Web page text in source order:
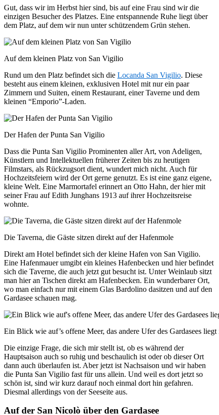
Gut, dass wir im Herbst hier sind, bis auf eine Frau sind wir die
einzigen Besucher des Platzes. Eine entspannende Ruhe liegt über
dem Platz, auf dem wir nun unter schützendem Grün stehen.
Auf dem kleinen Platz von San Vigilio
Rund um den Platz befindet sich die Locanda San Vigilio. Diese
besteht aus einem kleinen, exklusiven Hotel mit nur ein paar
Zimmern und Suiten, einem Restaurant, einer Taverne und dem
kleinen “Emporio”-Laden.
Der Hafen der Punta San Vigilio
Dass die Punta San Vigilio Prominenten aller Art, von Adeligen,
Künstlern und Intellektuellen früherer Zeiten bis zu heutigen
Filmstars, als Rückzugsort dient, wundert mich nicht. Auch für
Hochzeitsfeiern wird der Ort gerne genutzt. Es ist eine ganz eigene,
kleine Welt. Eine Marmortafel erinnert an Otto Hahn, der hier mit
seiner Frau auf Edith Junghans 1913 auf ihrer Hochzeitsreise
wohnte.
Die Taverna, die Gäste sitzen direkt auf der Hafenmole
Direkt am Hotel befindet sich der kleine Hafen von San Vigilio.
Eine Hafenmauer umgibt ein kleines Hafenbecken und hier befindet
sich die Taverne, die auch jetzt gut besucht ist. Unter Weinlaub sitzt
man hier an Tischen direkt am Hafenbecken. Ein wunderbarer Ort,
wo man einfach nur mit einem Glas Bardolino dasitzen und auf den
Gardasee schauen mag.
Ein Blick wie auf’s offene Meer, das andere Ufer des Gardasees
Die einzige Frage, die sich mir stellt ist, ob es während der
Hauptsaison auch so ruhig und beschaulich ist oder ob dieser Ort
dann auch überlaufen ist. Aber jetzt ist Nachsaison und wir haben
die Punta San Vigilio fast für uns allein. Und weil es dort jetzt so
schön ist, sind wir kurz darauf noch einmal dort hin gefahren.
Diesmal allerdings von der Seeseite aus.
Auf der San Nicolò über den Gardasee